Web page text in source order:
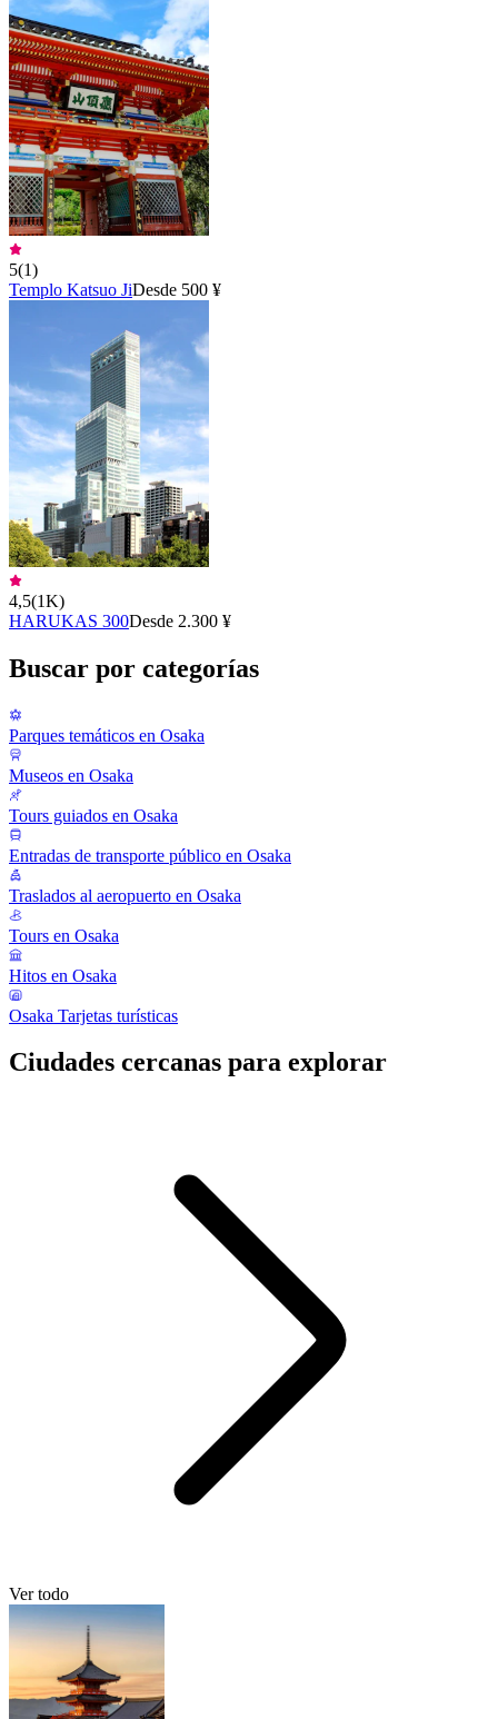
5(1)
Templo Katsuo JiDesde 500 ¥
4,5(1K)
HARUKAS 300Desde 2.300 ¥
Buscar por categorías
Parques temáticos en Osaka
Museos en Osaka
Tours guiados en Osaka
Entradas de transporte público en Osaka
Traslados al aeropuerto en Osaka
Tours en Osaka
Hitos en Osaka
Osaka Tarjetas turísticas
Ciudades cercanas para explorar
Ver todo